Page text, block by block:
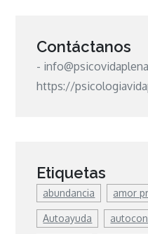
Contáctanos
-
https://
Etiquetas
abundancia amor
Autoayuda